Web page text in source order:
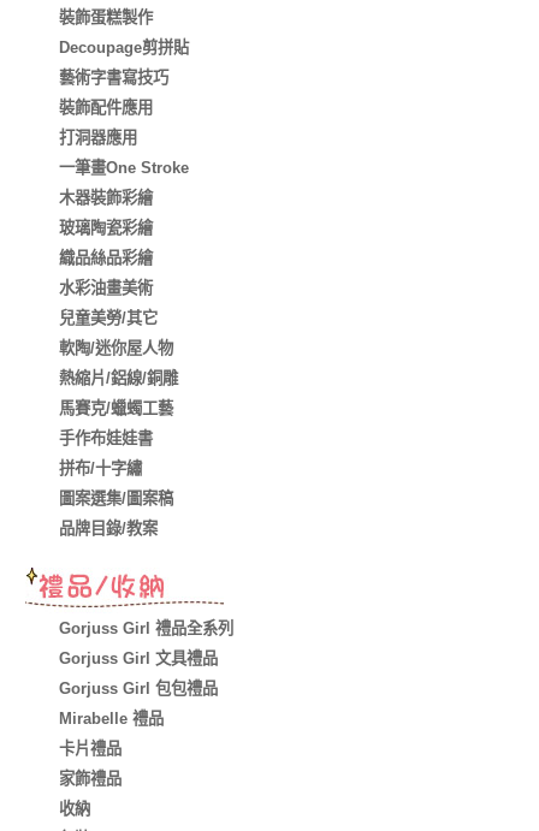
裝飾蛋糕製作
Decoupage剪拼貼
藝術字書寫技巧
裝飾配件應用
打洞器應用
一筆畫One Stroke
木器裝飾彩繪
玻璃陶瓷彩繪
織品絲品彩繪
水彩油畫美術
兒童美勞/其它
軟陶/迷你屋人物
熱縮片/鋁線/銅雕
馬賽克/蠟蠋工藝
手作布娃娃書
拼布/十字繡
圖案選集/圖案稿
品牌目錄/教案
Gorjuss Girl 禮品全系列
Gorjuss Girl 文具禮品
Gorjuss Girl 包包禮品
Mirabelle 禮品
卡片禮品
家飾禮品
收納